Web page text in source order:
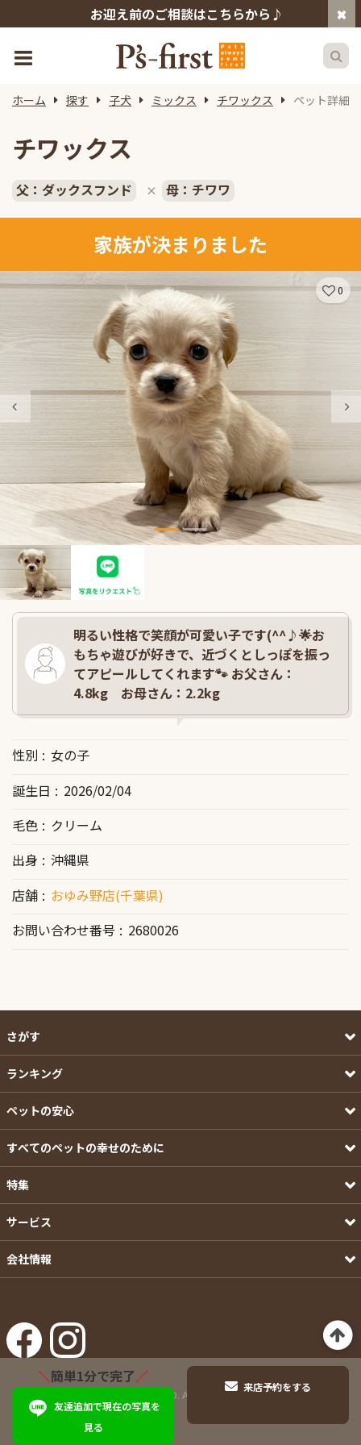
お迎え前のご相談はこちらから♪
ホーム 探す 子犬 ミックス チワックス ペット詳細
チワックス
父：ダックスフンド × 母：チワワ
家族が決まりました
0
明るい性格で笑顔が可愛い子です(^^♪🌟お
もちゃ遊びが好きで、近づくとしっぽを振っ
てアピールしてくれます🐾 お父さん：
4.8kg お母さん：2.2kg
性別
女の子
誕生日
2026/02/04
毛色
クリーム
出身
沖縄県
店舗
おゆみ野店(千葉県)
お問い合わせ番号
2680026
さがす
ランキング
ペットの安心
すべてのペットの幸せのために
特集
サービス
会社情報
©Pets-first CO.,LTD. All Rights Reserved.
＼簡単1分で完了／
友達追加で現在の写真を
見る
来店予約をする